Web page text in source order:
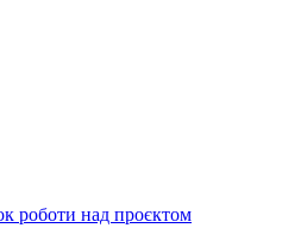
роботи над проєктом